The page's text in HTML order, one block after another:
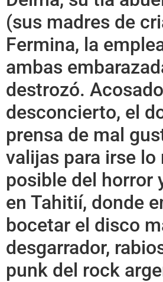
(sus madres de
Fermina, la
ambas
destrozó.
desconcierto, el
prensa de mal
valijas para irse lo
posible del horror
en Tahitií, donde
bocetar el disco
desgarrador,
punk del rock